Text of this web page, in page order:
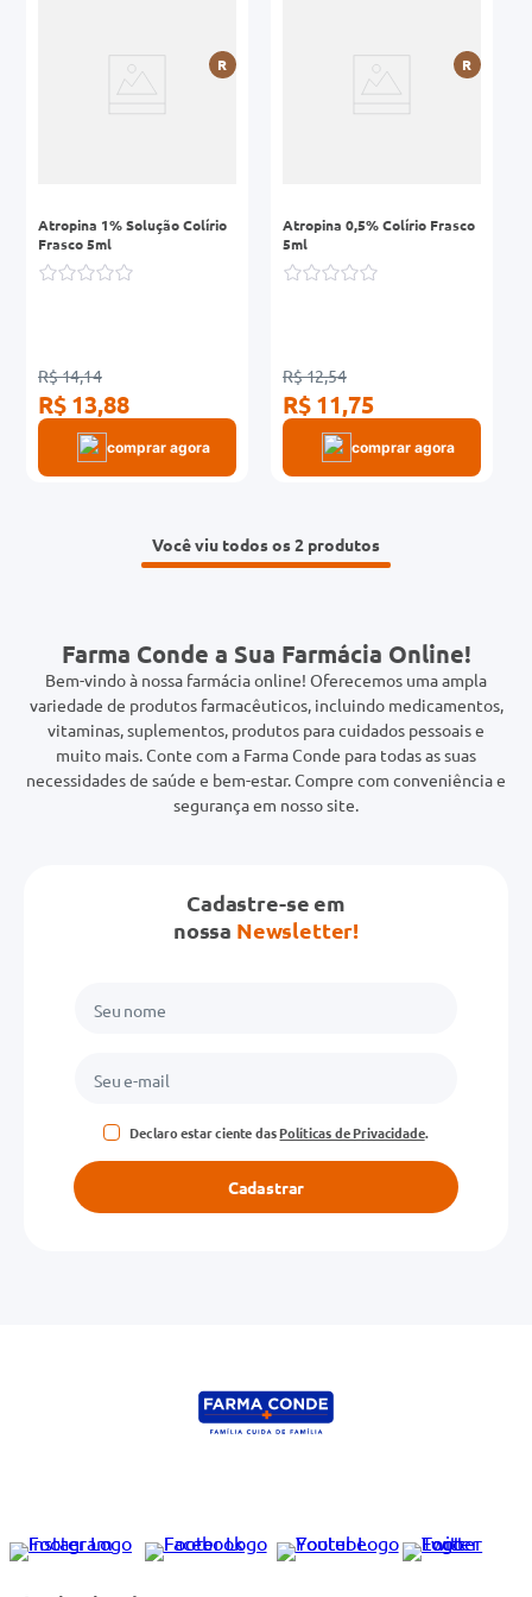
R
Atropina 1% Solução Colírio
Frasco 5ml
R$ 14,14
R$ 13,88
comprar agora
R
Atropina 0,5% Colírio Frasco
5ml
R$ 12,54
R$ 11,75
comprar agora
Você viu todos os 2
Farma Conde a Sua Farmácia Online!
Bem-vindo à nossa farmácia online! Oferecemos uma ampla
variedade de produtos farmacêuticos, incluindo medicamentos,
vitaminas, suplementos, produtos para cuidados pessoais e
muito mais. Conte com a Farma Conde para todas as suas
necessidades de saúde e bem-estar. Compre com conveniência e
segurança em nosso site.
Cadastre-se em
nossa Newsletter!
Declaro estar ciente dasPolíticas de Privacidade.
Cadastrar